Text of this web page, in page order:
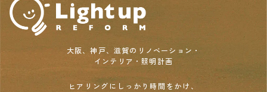
大阪、神戸、滋賀のリノベーション・
インテリア・照明計画
ヒアリングにしっかり時間をかけ、